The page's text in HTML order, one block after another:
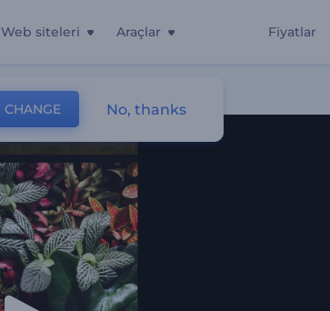
Web siteleri Araçlar Fiyatlar
CHANGE No, thanks